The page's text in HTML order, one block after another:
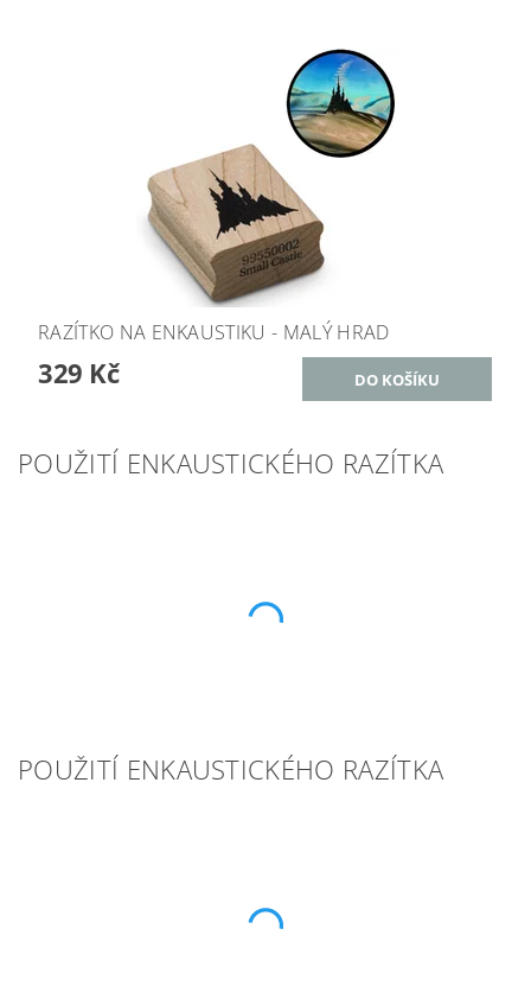
RAZÍTKO NA ENKAUSTIKU - MALÝ HRAD
329 Kč
POUŽITÍ ENKAUSTICKÉHO RAZÍTKA
POUŽITÍ ENKAUSTICKÉHO RAZÍTKA